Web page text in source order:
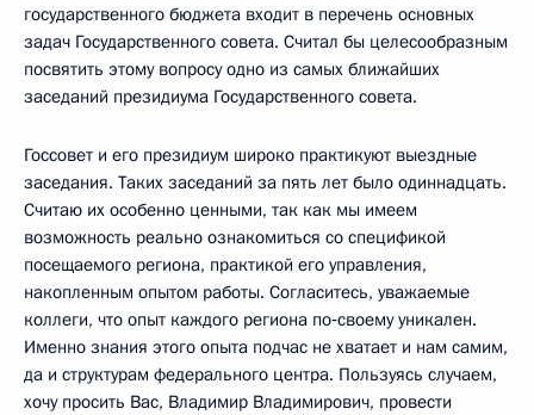
государственного бюджета входит в перечень основных
задач Государственного совета. Считал бы целесообразным
посвятить этому вопросу одно из самых ближайших
заседаний президиума Государственного совета.
Госсовет и его президиум широко практикуют выездные
заседания. Таких заседаний за пять лет было одиннадцать.
Считаю их особенно ценными, так как мы имеем
возможность реально ознакомиться со спецификой
посещаемого региона, практикой его управления,
накопленным опытом работы. Согласитесь, уважаемые
коллеги, что опыт каждого региона по‑своему уникален.
Именно знания этого опыта подчас не хватает и нам самим,
да и структурам федерального центра. Пользуясь случаем,
хочу просить Вас, Владимир Владимирович, провести